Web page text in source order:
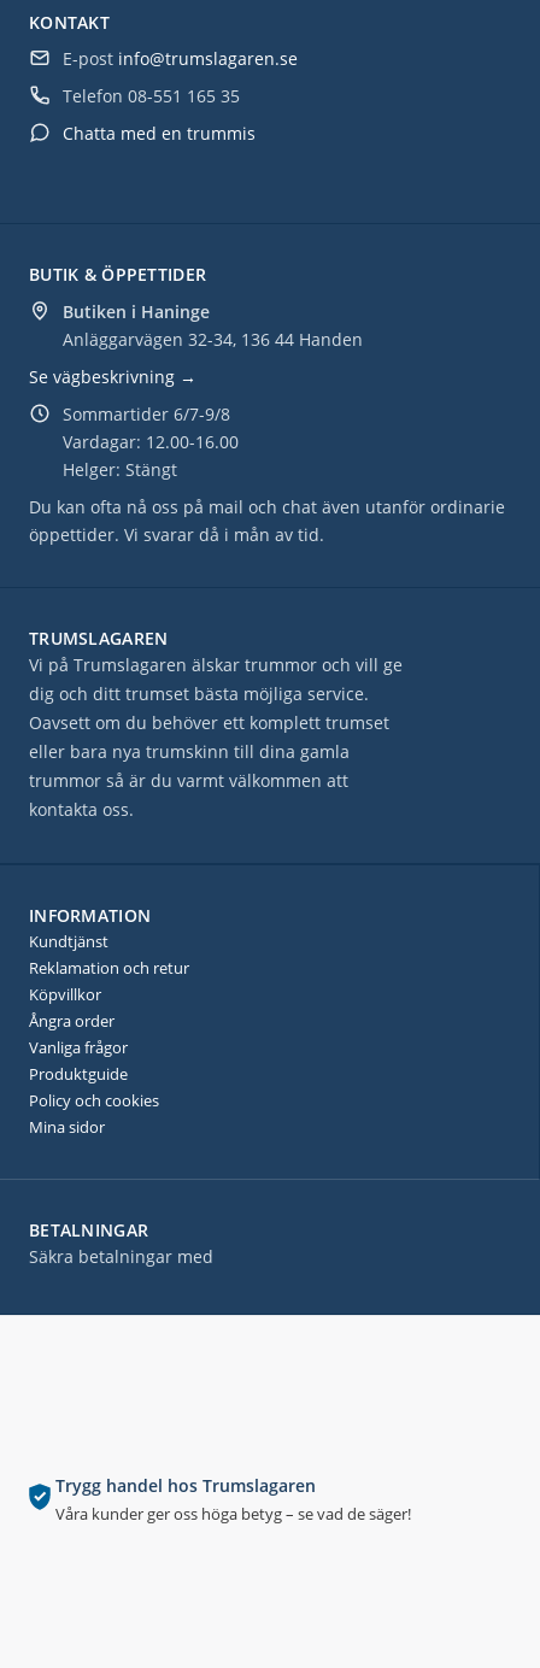
Trygg handel hos Trumslagaren
Våra kunder ger oss höga betyg – se vad de säger!
BUTIK & ÖPPETTIDER
Butiken i Haninge
Anläggarvägen 32-34, 136 44 Handen
Se vägbeskrivning →
Sommartider 6/7-9/8
Vardagar: 12.00-16.00
Helger: Stängt
Du kan ofta nå oss på mail och chat även utanför ordinarie
öppettider. Vi svarar då i mån av tid.
BETALNINGAR
Säkra betalningar med
KONTAKT
E-post info@trumslagaren.se
Telefon 08-551 165 35
Chatta med en trummis
TRUMSLAGAREN
Vi på Trumslagaren älskar trummor och vill ge
dig och ditt trumset bästa möjliga service.
Oavsett om du behöver ett komplett trumset
eller bara nya trumskinn till dina gamla
trummor så är du varmt välkommen att
kontakta oss.
INFORMATION
Kundtjänst
Reklamation och retur
Köpvillkor
Ångra order
Vanliga frågor
Produktguide
Policy och cookies
Mina sidor